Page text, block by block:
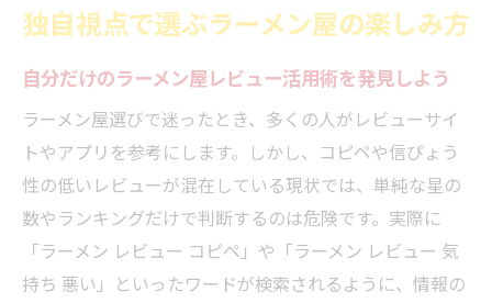
独自視点で選ぶラーメン屋の楽しみ方
自分だけのラーメン屋レビュー活用術を発見しよう
ラーメン屋選びで迷ったとき、多くの人がレビューサイ
トやアプリを参考にします。しかし、コピペや信ぴょう
性の低いレビューが混在している現状では、単純な星の
数やランキングだけで判断するのは危険です。実際に
「ラーメン レビュー コピペ」や「ラーメン レビュー 気
持ち 悪い」といったワードが検索されるように、情報の